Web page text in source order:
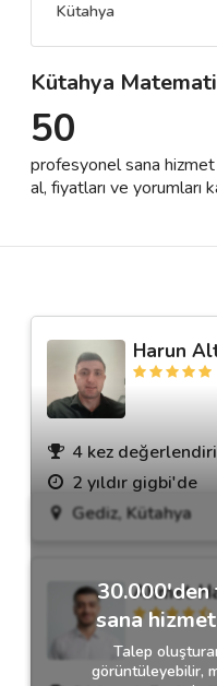
🌟 Müşteri
Destek
İletişim
Kütahya
Kütahya
50
profesyonel sana
al, fiyatları ve yorumları
Harun
4 kez
2 yıldır gigbi'de
Gediz, Kütahya
Ahmet
sana
Talep
görüntüleyebilir,